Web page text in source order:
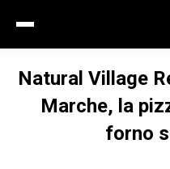
Natural Village
Marche, la
forno